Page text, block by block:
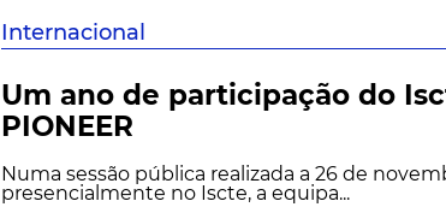
Internacional
Um ano de participação do
PIONEER
Numa sessão pública realizada a 26 de
presencialmente no Iscte, a equipa...